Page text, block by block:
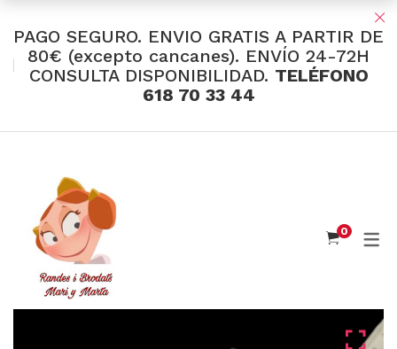
TIENDA Y OFERTAS
Santos Textil
Eusebio Sánchez
Flor de Azahar
Medias
PAGO SEGURO. ENVIO GRATIS A PARTIR DE
80€ (excepto cancanes). ENVÍO 24-72H
CONSULTA DISPONIBILIDAD. TELÉFONO
618 70 33 44
0